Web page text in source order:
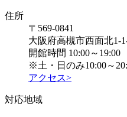
住所
〒569-0841
大阪府高槻市西面北1-
開館時間 10:00～19:00
※土・日のみ10:00～
アクセス>
対応地域